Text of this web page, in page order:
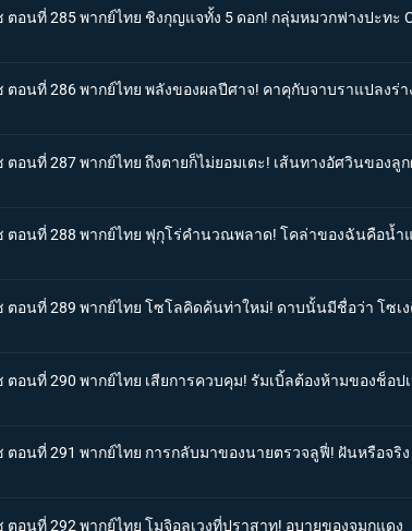
ตอนที่ 285 พากย์ไทย ชิงกุญแจทั้ง 5 ดอก! กลุ่มหมวกฟางปะทะ
ตอนที่ 286 พากย์ไทย พลังของผลปีศาจ! คาคุกับจาบราแปลงร่
ตอนที่ 287 พากย์ไทย ถึงตายก็ไม่ยอมเตะ! เส้นทางอัศวินของลู
ตอนที่ 288 พากย์ไทย ฟุกุโร่คำนวณพลาด! โคล่าของฉันคือน้ำ
ตอนที่ 289 พากย์ไทย โซโลคิดค้นท่าใหม่! ดาบนั้นมีชื่อว่า โซเง
ตอนที่ 290 พากย์ไทย เสียการควบคุม! รัมเบิ้ลต้องห้ามของช็อป
ตอนที่ 291 พากย์ไทย การกลับมาของนายตรวจลูฟี่! ฝันหรือจริง
ตอนที่ 292 พากย์ไทย โมจิอลเวงที่ปราสาท! อุบายของจมูกแดง